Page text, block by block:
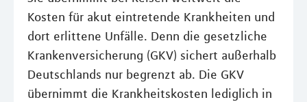
Kosten für akut eintretende Krankheiten und
dort erlittene Unfälle. Denn die gesetzliche
Krankenversicherung (GKV) sichert außerhalb
Deutschlands nur begrenzt ab. Die GKV
übernimmt die Krankheitskosten lediglich in